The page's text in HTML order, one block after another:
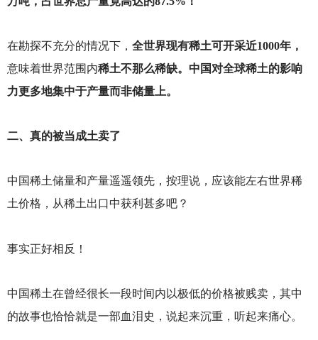
在勘探不充分的情况下， 全世界现有稀土可开采近1000年，
意味着世界范围内稀土不那么稀缺。中国对全球稀土的影响
力更多地集中于产量而非储量上。
二、真的被当成土卖了
中国稀土储量和产量遥遥领先，按理说，应该能左右世界稀
土价格，从稀土出口中获利甚多吧？
事实正好相反！
中国稀土在曾经很长一段时间内以极低的价格被贱卖，其中
的故事也恰恰就是一部血泪史，说起来沉重，听起来痛心。